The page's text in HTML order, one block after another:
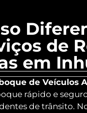
de
em
de Veículos
rápido e
de trânsito.